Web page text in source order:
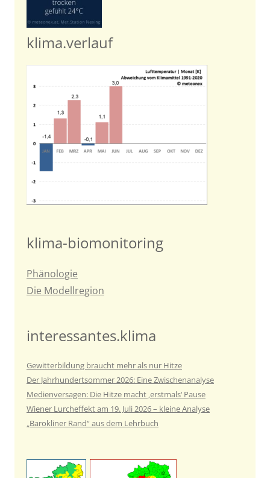
klima.verlauf
klima-biomonitoring
Phänologie
Die Modellregion
interessantes.klima
Gewitterbildung braucht mehr als nur Hitze
Der Jahrhundertsommer 2026: Eine Zwischenanalyse
Medienversagen: Die Hitze macht ‚erstmals‘ Pause
Wiener Lurcheffekt am 19. Juli 2026 – kleine Analyse
„Barokliner Rand“ aus dem Lehrbuch